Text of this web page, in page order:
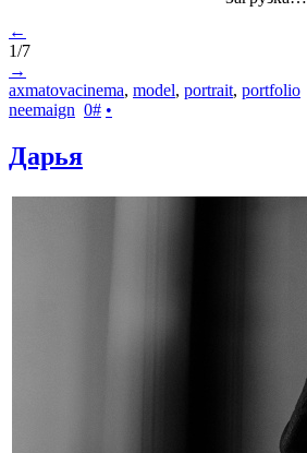
←
1/7
→
axmatovacinema, model, portrait, portfolio
neemaign 0# •
Дарья